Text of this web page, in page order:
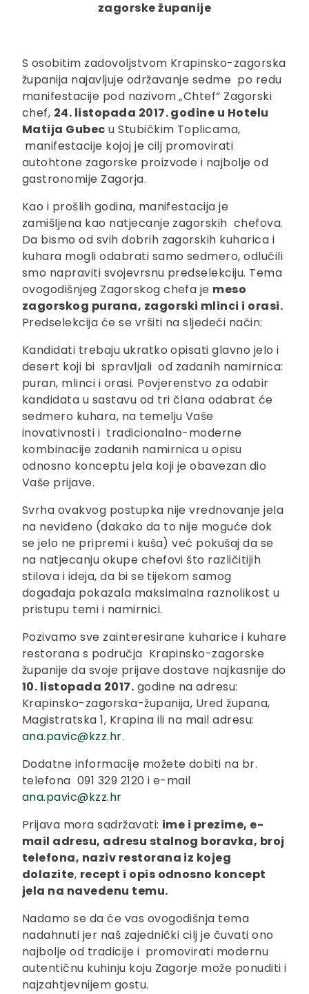
zagorske županije
S osobitim zadovoljstvom Krapinsko-zagorska
županija najavljuje održavanje sedme po redu
manifestacije pod nazivom „Chtef“ Zagorski
chef, 24. listopada 2017. godine u Hotelu
Matija Gubec u Stubičkim Toplicama,
manifestacije kojoj je cilj promovirati
autohtone zagorske proizvode i najbolje od
gastronomije Zagorja.
Kao i prošlih godina, manifestacija je
zamišljena kao natjecanje zagorskih chefova.
Da bismo od svih dobrih zagorskih kuharica i
kuhara mogli odabrati samo sedmero, odlučili
smo napraviti svojevrsnu predselekciju. Tema
ovogodišnjeg Zagorskog chefa je meso
zagorskog purana, zagorski mlinci i orasi.
Predselekcija će se vršiti na sljedeći način:
Kandidati trebaju ukratko opisati glavno jelo i
desert koji bi spravljali od zadanih namirnica:
puran, mlinci i orasi. Povjerenstvo za odabir
kandidata u sastavu od tri člana odabrat će
sedmero kuhara, na temelju Vaše
inovativnosti i tradicionalno-moderne
kombinacije zadanih namirnica u opisu
odnosno konceptu jela koji je obavezan dio
Vaše prijave.
Svrha ovakvog postupka nije vrednovanje jela
na neviđeno (dakako da to nije moguće dok
se jelo ne pripremi i kuša) već pokušaj da se
na natjecanju okupe chefovi što različitijih
stilova i ideja, da bi se tijekom samog
događaja pokazala maksimalna raznolikost u
pristupu temi i namirnici.
Pozivamo sve zainteresirane kuharice i kuhare
restorana s područja Krapinsko-zagorske
županije da svoje prijave dostave najkasnije do
10. listopada 2017. godine na adresu:
Krapinsko-zagorska-županija, Ured župana,
Magistratska 1, Krapina ili na mail adresu:
ana.pavic@kzz.hr.
Dodatne informacije možete dobiti na br.
telefona 091 329 2120 i e-mail
ana.pavic@kzz.hr
Prijava mora sadržavati: ime i prezime, e-
mail adresu, adresu stalnog boravka, broj
telefona, naziv restorana iz kojeg
dolazite, recept i opis odnosno koncept
jela na navedenu temu.
Nadamo se da će vas ovogodišnja tema
nadahnuti jer naš zajednički cilj je čuvati ono
najbolje od tradicije i promovirati modernu
autentičnu kuhinju koju Zagorje može ponuditi i
najzahtjevnijem gostu.